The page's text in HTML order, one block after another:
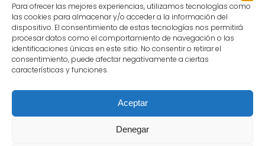
Para ofrecer las mejores experiencias, utilizamos tecnologías como
las cookies para almacenar y/o acceder a la información del
dispositivo. El consentimiento de estas tecnologías nos permitirá
procesar datos como el comportamiento de navegación o las
identificaciones únicas en este sitio. No consentir o retirar el
consentimiento, puede afectar negativamente a ciertas
características y funciones.
Aceptar
Denegar
Patronato